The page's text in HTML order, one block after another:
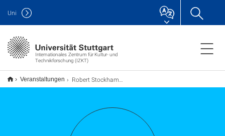
Internationales Zentrum für Kultur- und
Technikforschung (IZKT)
Uni
Veranstaltungen Robert Stockhammer (Berlin): Faust als Technomagier